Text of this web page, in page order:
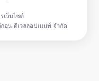
เว็บไซต์
น ดีเวลลอปเมนท์ จำกัด